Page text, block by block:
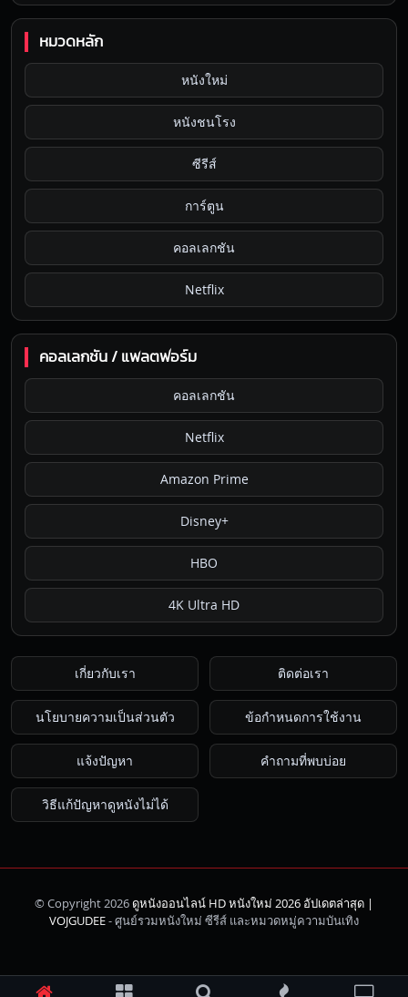
หมวดหลัก
หนังใหม่
หนังชนโรง
ซีรีส์
การ์ตูน
คอลเลกชัน
Netflix
คอลเลกชัน / แพลตฟอร์ม
คอลเลกชัน
Netflix
Amazon Prime
Disney+
HBO
4K Ultra HD
เกี่ยวกับเรา ติดต่อเรา
นโยบายความเป็นส่วนตัว ข้อกำหนดการใช้งาน
แจ้งปัญหา คำถามที่พบบ่อย
วิธีแก้ปัญหาดูหนังไม่ได้
© Copyright 2026ดูหนังออนไลน์ HD หนังใหม่ 2026 อัปเดตล่าสุด |
VOJGUDEE- ศูนย์รวมหนังใหม่ ซีรีส์ และหมวดหมู่ความบันเทิง
ค้นหา